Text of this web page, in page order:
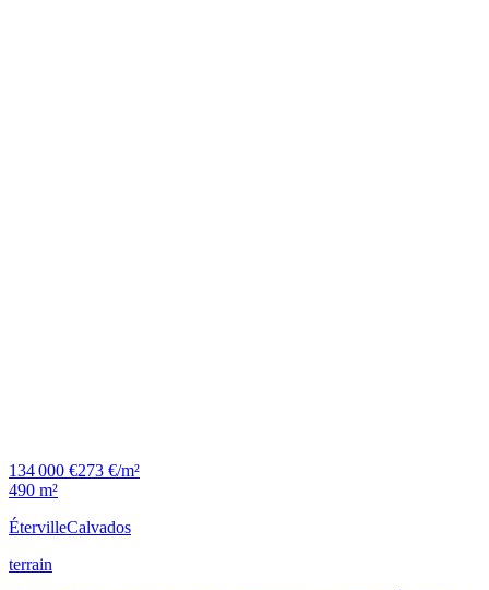
134 000 €273 €/m²
490 m²
ÉtervilleCalvados
terrain